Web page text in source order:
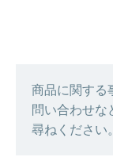
商品に関する
問い合わせな
尋ねください。